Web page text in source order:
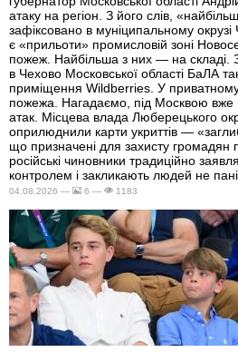
атаку на регіон. З його слів,
зафіксовано в муніципальному окрузі
є «прильоти» промисловій зоні
пожеж. Найбільша з них — на складі.
в Чехово Московської області БаЛА
приміщення Wildberries. У приватному
пожежа. Нагадаємо, під Москвою вже
атак. Місцева влада Люберецького
оприлюднили карти укриттів —
що призначені для захисту громадян
російські чиновники традиційно
контролем і закликають людей не
04.08.2026 — 6 — 1183